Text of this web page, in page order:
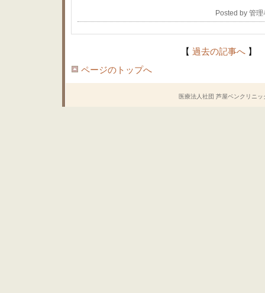
Posted by 管
【 過去の記事へ 】
ページのトップへ
医療法人社団 芦屋ベンクリニ